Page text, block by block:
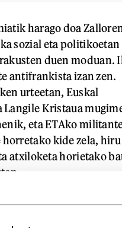
harago doa
sozial eta politikoetan
duen moduan.
antifrankista izan zen.
urteetan, Euskal
Langile Kristaua
eta ETAko
horretako kide zela,
atxiloketa horietako